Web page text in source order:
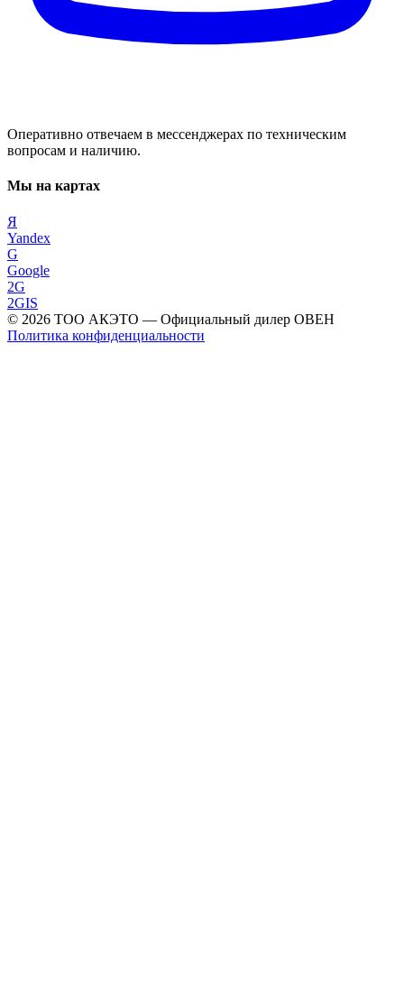
Оперативно отвечаем в мессенджерах по техническим
вопросам и наличию.
Мы на картах
Я
Yandex
G
Google
2G
2GIS
© 2026 ТОО АКЭТО — Официальный дилер ОВЕН
Политика конфиденциальности